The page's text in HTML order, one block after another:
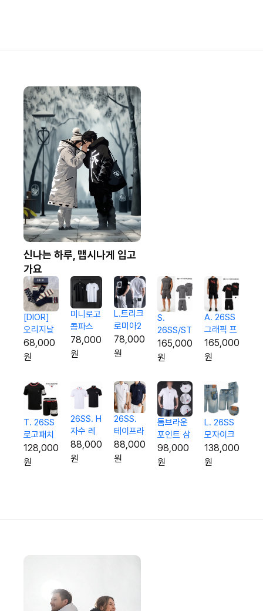
신나는 하루, 맵시나게 입고
가요
[DIOR]
오리지날
패턴Set
5종 양말
68,000
원
미니로고
콤파스
코튼 반
팔티
78,000
원
L.트리크
로미아2
반팔티
78,000
원
S.
26SS/ST
레터링
3p 오버
165,000
원
A. 26SS
그래픽 프
린팅 3p
오버핏 셋
165,000
원
T. 26SS
로고패치
시보리 반
팔 & 반바
128,000
원
26SS. H
자수 레
터링 팁
카라 티
88,000
원
26SS.
테이프라
인 G자수
실켓 카
88,000
원
톰브라운
포인트 삼
선 하프 셔
츠
98,000
원
L. 26SS
모자이크
로고 하프
진
138,000
원